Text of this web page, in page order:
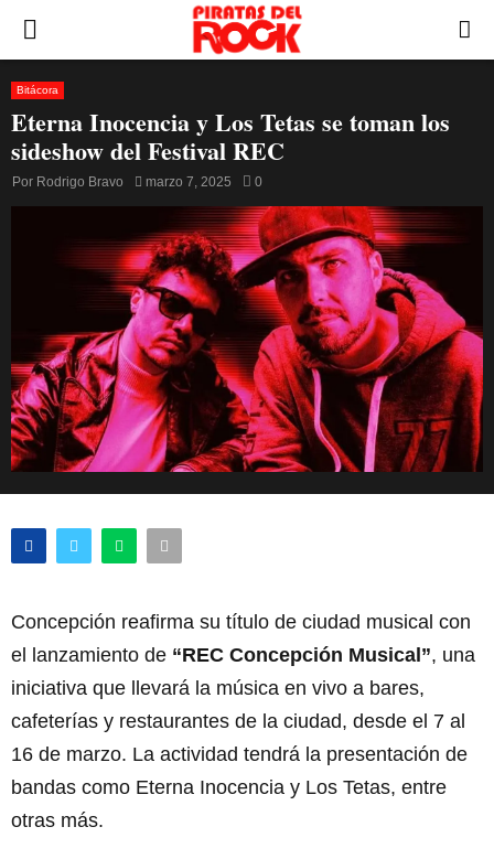
PRIMARY
MENU
Bitácora
Eterna Inocencia y Los Tetas se toman los
sideshow del Festival REC
Por Rodrigo Bravo marzo 7, 2025 0
Concepción reafirma su título de ciudad musical con
el lanzamiento de “REC Concepción Musical”, una
iniciativa que llevará la música en vivo a bares,
cafeterías y restaurantes de la ciudad, desde el 7 al
16 de marzo. La actividad tendrá la presentación de
bandas como Eterna Inocencia y Los Tetas, entre
otras más.